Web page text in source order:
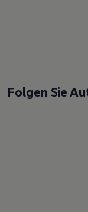
Folgen Sie